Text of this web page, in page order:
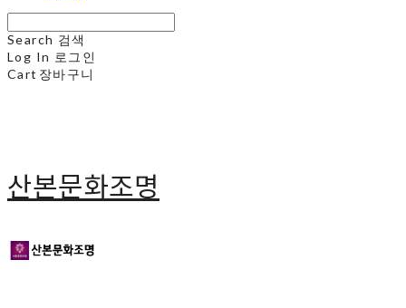
Search 검색
Log In 로그인
Cart 장바구니
산본문화조명